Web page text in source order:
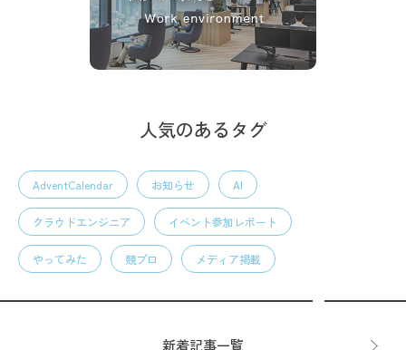
人気のあるタグ
AdventCalendar お知らせ AI
クラウドエンジニア イベント参加レポート
やってみた 競プロ メディア掲載
新着記事一覧